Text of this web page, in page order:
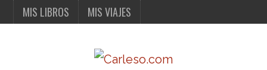
MIS LIBROS MIS VIAJES